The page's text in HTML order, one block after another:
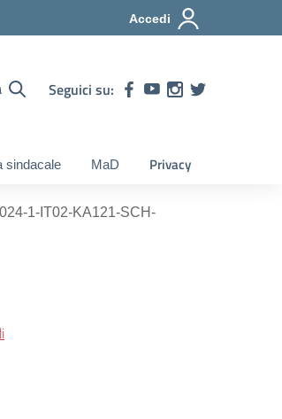
Accedi
Seguici su:
sindacale MaD Privacy
1-IT02-KA121-SCH-